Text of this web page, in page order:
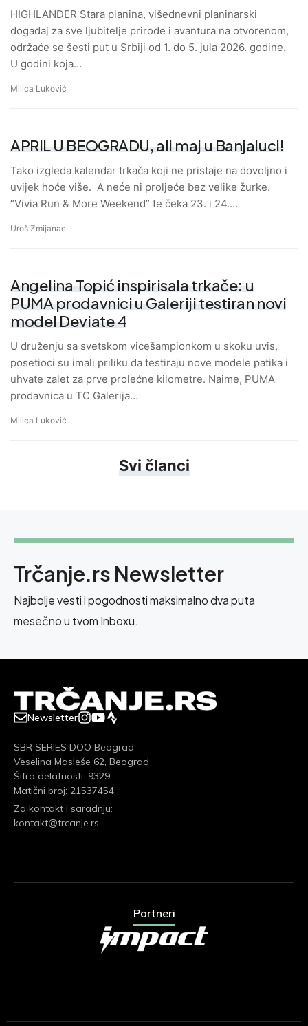
HIGHLANDER Stara planina, višednevni planinarski
događaj za sve ljubitelje prirode i avantura na otvorenom,
održaće se šesti put u Srbiji od 1. do 5. jula 2026. godine.
U godini koja…
Milica Luković
APRIL U BEOGRADU, ali maj u Banjaluci!
Tako izgleda kalendar trkača koji ne pristaje na dovoljno i
uvijek hoće više. A neće ni proljeće bez velike žurke.
“Vivia Run & More Weekend” te čeka 23. i 24.…
Uroš Zmijanac
Angelina Topić inspirisala trkače: u
PUMA prodavnici u Galeriji testiran novi
model Deviate 4
U druženju sa svetskom vicešampionkom u skoku uvis,
posetioci su imali priliku da testiraju nove modele patika i
uhvate zalet za prve prolećne kilometre. Naime, PUMA
prodavnica u TC Galerija…
Milica Luković
Svi članci
Trčanje.rs Newsletter
Najbolje vesti i pogodnosti maksimalno dva puta
mesečno u tvom Inboxu.
Newsletter
SBR SERIES DOO Beograd
Veselina Masleše 62, Beograd
Šifra delatnosti: 9329
Matični broj: 21537454
Za kontakt i saradnju:
kontakt@trcanje.rs
Partneri